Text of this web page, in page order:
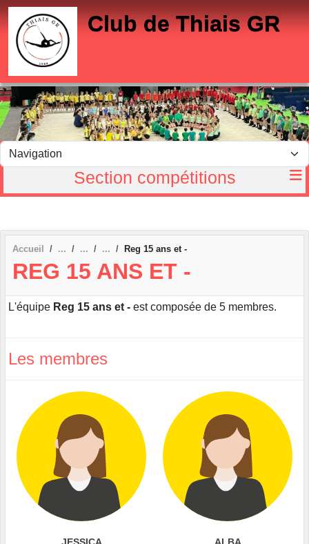
Club de Thiais GR
Section compétitions
Accueil Reg 15 ans et -
REG 15 ANS ET -
L'équipe Reg 15 ans et - est composée de 5 membres.
Les membres
Panneau de gestion des cookies